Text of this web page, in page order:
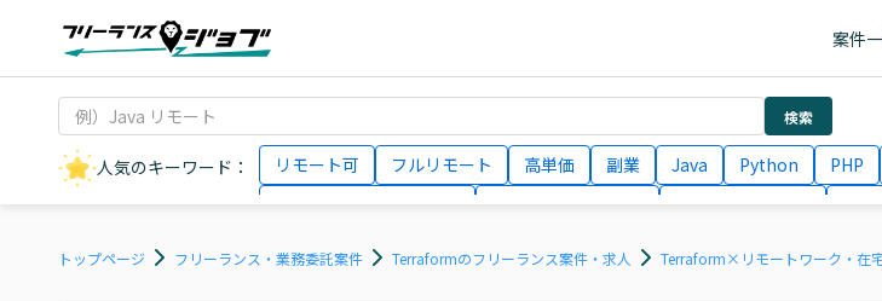
案件
検索
人気のキーワード： リモート可 フルリモート 高単価 副業 Java Python PHP
AIエンジニア
月収100万円 業務委託
トップページ フリーランス・業務委託案件 Terraformのフリーランス案件・求人 Terraform×リモートワーク・在